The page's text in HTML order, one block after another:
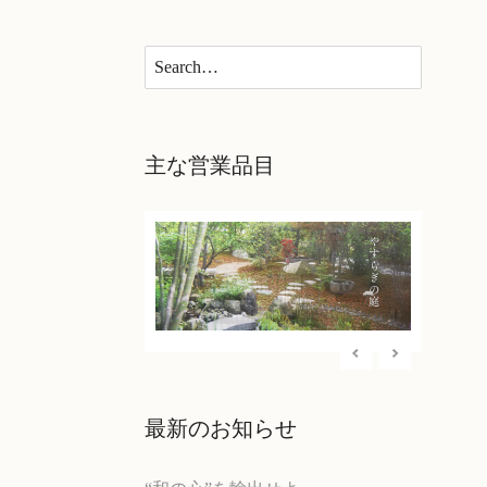
主な営業品目
最新のお知らせ